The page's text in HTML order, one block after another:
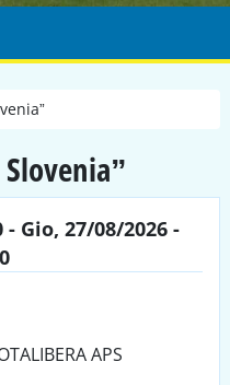
- Gio, 27/08/2026 -
APS